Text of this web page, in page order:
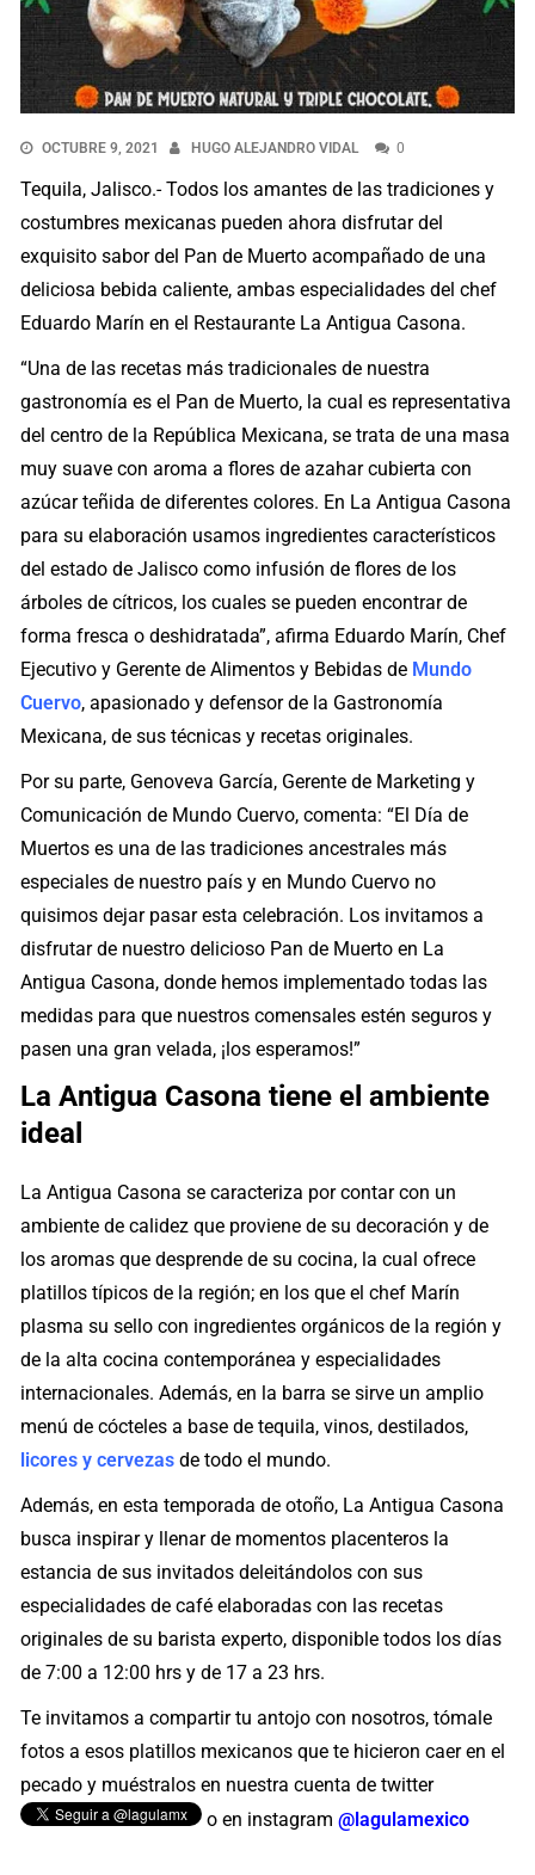
OCTUBRE 9, 2021 HUGO ALEJANDRO VIDAL 0
Tequila, Jalisco.- Todos los amantes de las tradiciones y
costumbres mexicanas pueden ahora disfrutar del
exquisito sabor del Pan de Muerto acompañado de una
deliciosa bebida caliente, ambas especialidades del chef
Eduardo Marín en el Restaurante La Antigua Casona.
“Una de las recetas más tradicionales de nuestra
gastronomía es el Pan de Muerto, la cual es representativa
del centro de la República Mexicana, se trata de una masa
muy suave con aroma a flores de azahar cubierta con
azúcar teñida de diferentes colores. En La Antigua Casona
para su elaboración usamos ingredientes característicos
del estado de Jalisco como infusión de flores de los
árboles de cítricos, los cuales se pueden encontrar de
forma fresca o deshidratada”, afirma Eduardo Marín, Chef
Ejecutivo y Gerente de Alimentos y Bebidas de Mundo
Cuervo, apasionado y defensor de la Gastronomía
Mexicana, de sus técnicas y recetas originales.
Por su parte, Genoveva García, Gerente de Marketing y
Comunicación de Mundo Cuervo, comenta: “El Día de
Muertos es una de las tradiciones ancestrales más
especiales de nuestro país y en Mundo Cuervo no
quisimos dejar pasar esta celebración. Los invitamos a
disfrutar de nuestro delicioso Pan de Muerto en La
Antigua Casona, donde hemos implementado todas las
medidas para que nuestros comensales estén seguros y
pasen una gran velada, ¡los esperamos!”
La Antigua Casona tiene el ambiente
ideal
La Antigua Casona se caracteriza por contar con un
ambiente de calidez que proviene de su decoración y de
los aromas que desprende de su cocina, la cual ofrece
platillos típicos de la región; en los que el chef Marín
plasma su sello con ingredientes orgánicos de la región y
de la alta cocina contemporánea y especialidades
internacionales. Además, en la barra se sirve un amplio
menú de cócteles a base de tequila, vinos, destilados,
licores y cervezas de todo el mundo.
Además, en esta temporada de otoño, La Antigua Casona
busca inspirar y llenar de momentos placenteros la
estancia de sus invitados deleitándolos con sus
especialidades de café elaboradas con las recetas
originales de su barista experto, disponible todos los días
de 7:00 a 12:00 hrs y de 17 a 23 hrs.
Te invitamos a compartir tu antojo con nosotros, tómale
fotos a esos platillos mexicanos que te hicieron caer en el
pecado y muéstralos en nuestra cuenta de twitter
o en instagram@lagulamexico